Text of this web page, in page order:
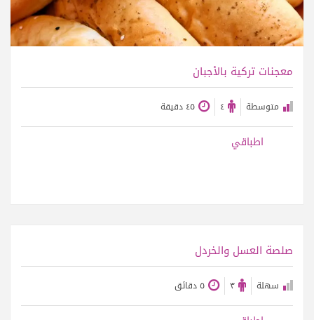
معجنات تركية بالأجبان
متوسطة
اطباقي
صلصة العسل والخردل
سهلة